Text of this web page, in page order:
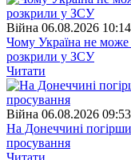
Війна 06.08.2026
Чому Україна не
розкрили у ЗСУ
Читати
Війна 06.08.2026
На Донеччині
просування
Читати